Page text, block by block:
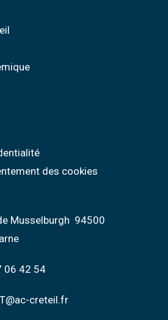
des cookies
Musselburgh 94500
06 42 54
creteil.fr